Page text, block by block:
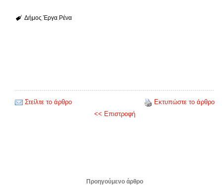
Δήμος Έργα Ρένα
Στείλτε το άρθρο
Εκτυπώστε το άρθρο
<< Επιστροφή
Προηγούμενο άρθρο